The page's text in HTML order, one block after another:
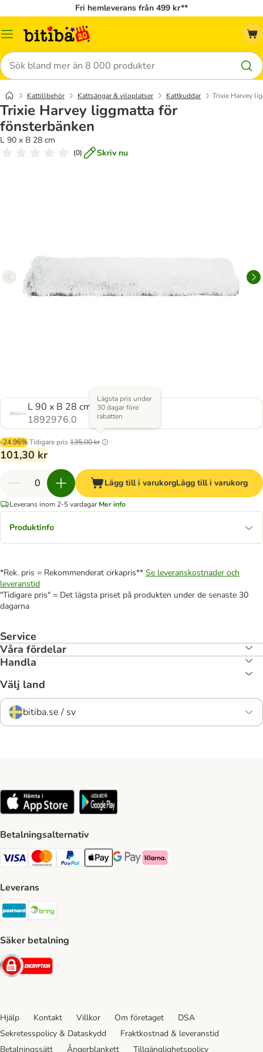
Fri hemleverans från 499 kr**
Meny
Sök
Kattillbehör Kattsängar & viloplatser Kattkuddar Trixie Harvey
Trixie Harvey liggmatta för
fönsterbänken
L 90 x B 28 cm
(0) Skriv nu
L 90 x B 28 cm
1892976.0
-24.96%Tidigare pris 135,00 kr
Lägsta pris under
30 dagar före
rabatten
101,30 kr
Lägg till i varukorgLägg till i varukorg
Leverans inom 2-5 vardagar Mer info
Produktinfo
*Rek. pris = Rekommenderat cirkapris** Se leveranskostnader och
leveranstid
"Tidigare pris" = Det lägsta priset på produkten under de senaste 30
dagarna
Service
Våra fördelar
Handla
Välj land
bitiba.se / sv
Betalningsalternativ
VISA Payment Method
Mastercard Payment Method
Paypal Payment Method
Apple Pay Payment Method
Google Pay Payment Method
Klarna Payment Method
Leverans
Postnord Shipping Method
Säker betalning
Security
Hjälp Kontakt Villkor Om företaget
DSA
Sekretesspolicy & Dataskydd
Fraktkostnad & leveranstid
Betalningssätt
Ångerblankett Tillgänglighetspolicy